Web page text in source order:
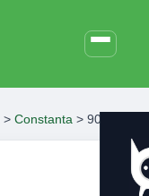
> Constanta > 900462